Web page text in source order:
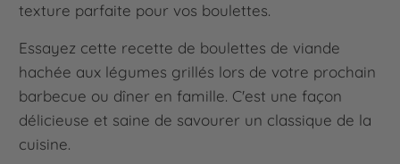
texture parfaite pour vos boulettes.
Essayez cette recette de boulettes de viande
hachée aux légumes grillés lors de votre prochain
barbecue ou dîner en famille. C'est une façon
délicieuse et saine de savourer un classique de la
cuisine.